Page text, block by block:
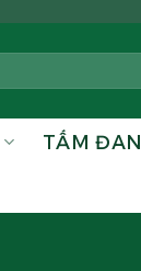
TẤM ĐAN